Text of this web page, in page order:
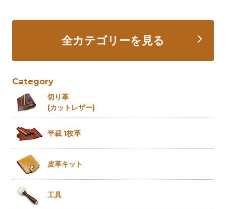
全カテゴリーを見る
Category
切り革
(カットレザー)
半裁 1枚革
皮革キット
工具